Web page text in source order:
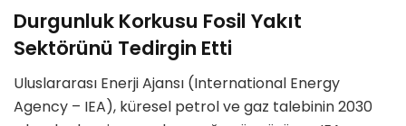
Durgunluk Korkusu Fosil Yakıt
Sektörünü Tedirgin Etti
Uluslararası Enerji Ajansı (International Energy
Agency – IEA), küresel petrol ve gaz talebinin 2030